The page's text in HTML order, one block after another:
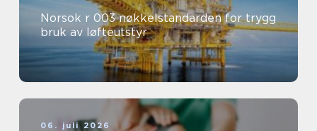
Norsok r 003 nøkkelstandarden for trygg
bruk av løfteutstyr
06. juli 2026